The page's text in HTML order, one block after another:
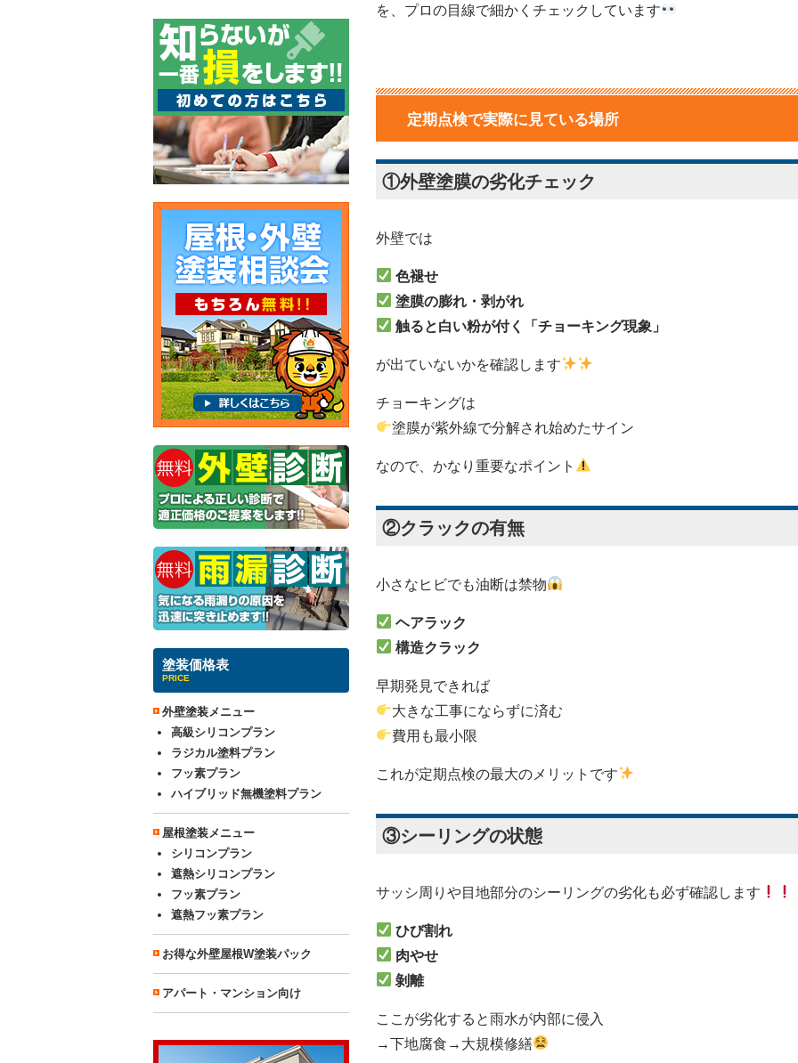
を、プロの目線で細かくチェックしています
定期点検で実際に見ている場所
①外壁塗膜の劣化チェック
外壁では
色褪せ
塗膜の膨れ・剥がれ
触ると白い粉が付く「チョーキング現象」
が出ていないかを確認します
チョーキングは
塗膜が紫外線で分解され始めたサイン
なので、かなり重要なポイント
②クラックの有無
小さなヒビでも油断は禁物
ヘアラック
構造クラック
早期発見できれば
大きな工事にならずに済む
費用も最小限
これが定期点検の最大のメリットです
③シーリングの状態
サッシ周りや目地部分のシーリングの劣化も必ず確認します
ひび割れ
肉やせ
剝離
ここが劣化すると雨水が内部に侵入
→下地腐食→大規模修繕
塗装価格表
PRICE
外壁塗装メニュー
高級シリコンプラン
ラジカル塗料プラン
フッ素プラン
ハイブリッド無機塗料プラン
屋根塗装メニュー
シリコンプラン
遮熱シリコンプラン
フッ素プラン
遮熱フッ素プラン
お得な外壁屋根W塗装パック
アパート・マンション向け